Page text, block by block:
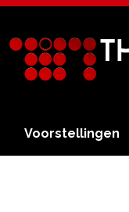
Voorstellingen